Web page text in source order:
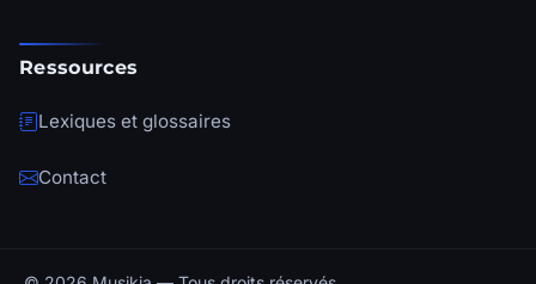
Ressources
Lexiques et glossaires
Contact